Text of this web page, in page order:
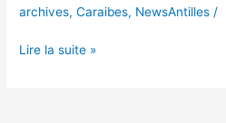
archives,Caraibes, NewsAntilles /
Lire la suite »